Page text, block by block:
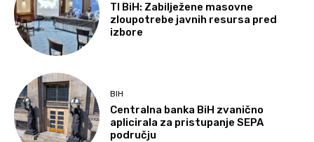
TI BiH: Zabilježene masovne
zloupotrebe javnih resursa pred
izbore
BIH
Centralna banka BiH zvanično
aplicirala za pristupanje SEPA
području